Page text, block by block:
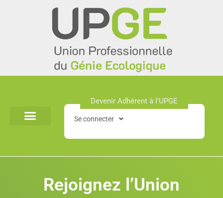
Devenir Adhérent à l'UPGE​
Se connecter
Rejoignez l’Union